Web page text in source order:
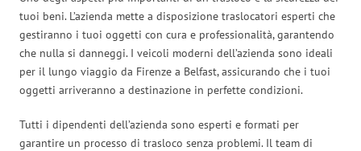
tuoi beni. L’azienda mette a disposizione traslocatori esperti che
gestiranno i tuoi oggetti con cura e professionalità, garantendo
che nulla si danneggi. I veicoli moderni dell’azienda sono ideali
per il lungo viaggio da Firenze a Belfast, assicurando che i tuoi
oggetti arriveranno a destinazione in perfette condizioni.
Tutti i dipendenti dell’azienda sono esperti e formati per
garantire un processo di trasloco senza problemi. Il team di